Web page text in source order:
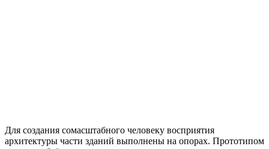
Для создания сомасштабного человеку восприятия
архитектуры части зданий выполнены на опорах. Прототипом